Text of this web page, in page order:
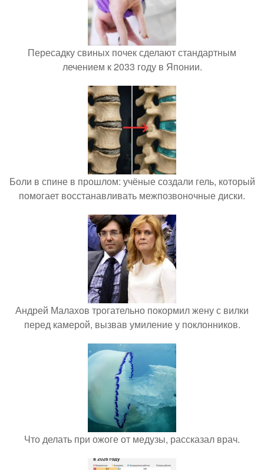
Пересадку свиных почек сделают стандартным
лечением к 2033 году в Японии.
Боли в спине в прошлом: учёные создали гель, который
помогает восстанавливать межпозвоночные диски.
Андрей Малахов трогательно покормил жену с вилки
перед камерой, вызвав умиление у поклонников.
Что делать при ожоге от медузы, рассказал врач.